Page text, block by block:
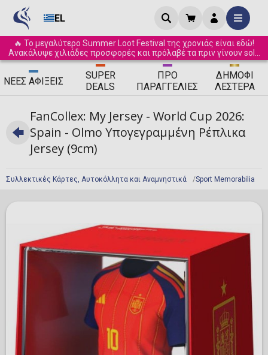
EL
🔥 Το μεγαλύτερο Summer Loot Festival της χρονιάς είναι εδώ!
Ανακάλυψε χιλιάδες προσφορές και πρόλαβέ τα πριν γίνουν sold
out! ☀️
ΝΈΕΣ ΑΦΊΞΕΙΣ
SUPER
DEALS
ΠΡΟ
ΠΑΡΑΓΓΕΛΊΕΣ
ΔΗΜΟΦΙ
ΛΈΣΤΕΡΑ
Συλλεκτικές Κάρτες, Αυτοκόλλητα και Αναμνηστικά Sport Memorabilia
FanCollex: My Jersey - World Cup 2026:
Spain - Olmo Υπογεγραμμένη Ρέπλικα
Jersey (9cm)